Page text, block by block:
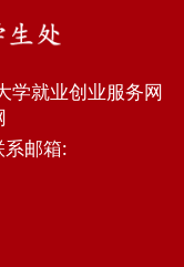
学就业创业服务网
邮箱: